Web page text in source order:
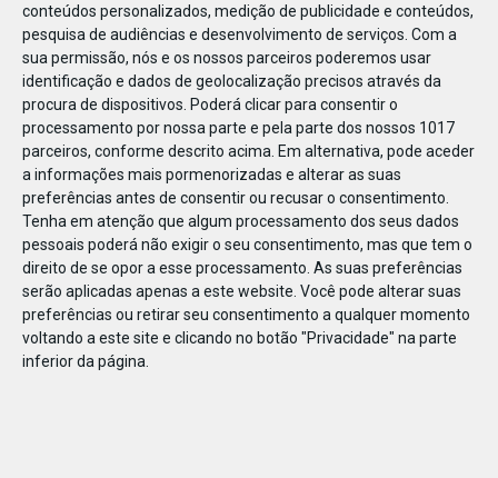
conteúdos personalizados, medição de publicidade e conteúdos,
pesquisa de audiências e desenvolvimento de serviços. Com a
sua permissão, nós e os nossos parceiros poderemos usar
identificação e dados de geolocalização precisos através da
procura de dispositivos. Poderá clicar para consentir o
processamento por nossa parte e pela parte dos nossos 1017
parceiros, conforme descrito acima. Em alternativa, pode aceder
a informações mais pormenorizadas e alterar as suas
preferências antes de consentir ou recusar o consentimento.
Tenha em atenção que algum processamento dos seus dados
pessoais poderá não exigir o seu consentimento, mas que tem o
direito de se opor a esse processamento. As suas preferências
serão aplicadas apenas a este website. Você pode alterar suas
preferências ou retirar seu consentimento a qualquer momento
voltando a este site e clicando no botão "Privacidade" na parte
inferior da página.
821861151299850